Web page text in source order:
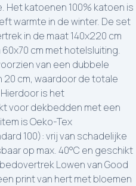
katoenen 100% katoen is
warmte in de winter. De set
in de maat 140x220 cm
cm met hotelsluiting.
van een dubbele
cm, waardoor de totale
is het
voor dekbedden met een
is Oeko-Tex
100): vrij van schadelijke
op max. 40°C en geschikt
Lowen van Good
print van hert met bloemen